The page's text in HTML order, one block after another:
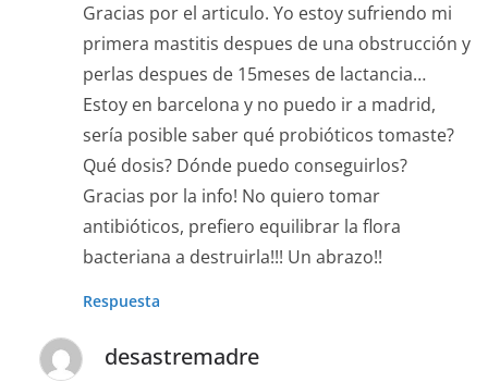
Gracias por el articulo. Yo estoy sufriendo mi
primera mastitis despues de una obstrucción y
perlas despues de 15meses de lactancia…
Estoy en barcelona y no puedo ir a madrid,
sería posible saber qué probióticos tomaste?
Qué dosis? Dónde puedo conseguirlos?
Gracias por la info! No quiero tomar
antibióticos, prefiero equilibrar la flora
bacteriana a destruirla!!! Un abrazo!!
Respuesta
desastremadre